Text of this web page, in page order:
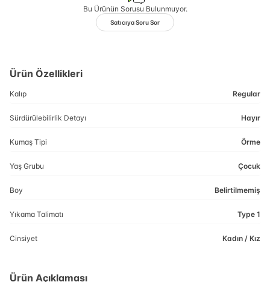
Bu Ürünün Sorusu Bulunmuyor.
Satıcıya Soru Sor
Ürün Özellikleri
Kalıp Regular
Sürdürülebilirlik Detayı Hayır
Kumaş Tipi Örme
Yaş Grubu Çocuk
Boy Belirtilmemiş
Yıkama Talimatı Type 1
Cinsiyet Kadın / Kız
Ürün Açıklaması